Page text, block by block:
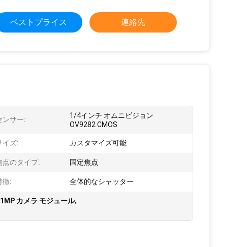
ベストプライス 連絡先
ンサー:
1/4インチ オムニビジョン
OV9282 CMOS
イズ: カスタマイズ可能
点のタイプ: 固定焦点
徴: 全体的なシャッター
カメラ モジュール,